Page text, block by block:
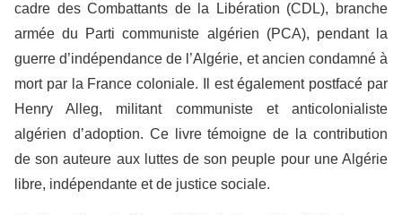
cadre des Combattants de la Libération (CDL), branche
armée du Parti communiste algérien (PCA), pendant la
guerre d’indépendance de l’Algérie, et ancien condamné à
mort par la France coloniale. Il est également postfacé par
Henry Alleg, militant communiste et anticolonialiste
algérien d’adoption. Ce livre témoigne de la contribution
de son auteure aux luttes de son peuple pour une Algérie
libre, indépendante et de justice sociale.